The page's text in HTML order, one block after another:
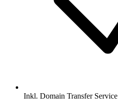
Inkl. Domain Transfer Service